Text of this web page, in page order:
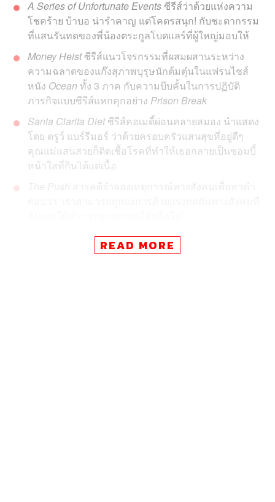
A Series of Unfortunate Eventsซีรีส์ว่าด้วยแห่งความ
โชคร้าย บ้าบอ น่ารำคาญ แต่โคตรสนุก! กับชะตากรรม
ที่แสนรันทดของพี่น้องตระกูลโบดแลร์ที่ผู้ใหญ่มอบให้
Money Heistซีรีส์แนวโจรกรรมที่ผสมผสานระหว่าง
ความฉลาดของแก๊งสุภาพบุรุษนักต้มตุ๋นในแฟรนไชส์
หนัง Ocean ทั้ง 3 ภาค กับความบีบคั้นในการปฏิบัติ
ภารกิจแบบซีรีส์แหกคุกอย่าง Prison Break
Santa Clarita Dietซีรีส์คอเมดี้ผ่อนคลายสมอง นำแสดง
โดย ดรูว์ แบร์รีมอร์ ว่าด้วยครอบครัวแสนสุขที่อยู่ดีๆ
คุณแม่แสนสวยก็ติดเชื้อโรคที่ทำให้เธอกลายเป็นซอมบี้
หน้าใสที่กินได้แต่เนื้อ
เพราะเชื่อมาตลอดว่าการออกไปสาดน้ำ ประแป้ง เบียดเสียด
READ MORE